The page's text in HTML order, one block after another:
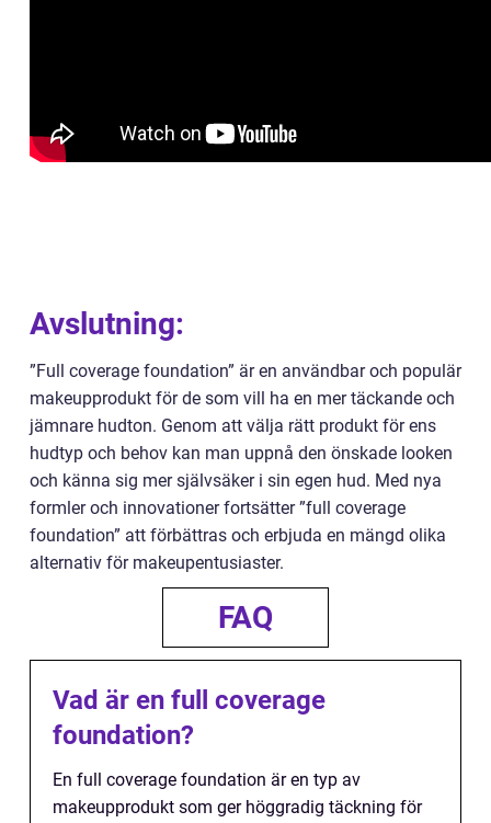
Avslutning:
”Full coverage foundation” är en användbar och populär
makeupprodukt för de som vill ha en mer täckande och
jämnare hudton. Genom att välja rätt produkt för ens
hudtyp och behov kan man uppnå den önskade looken
och känna sig mer självsäker i sin egen hud. Med nya
formler och innovationer fortsätter ”full coverage
foundation” att förbättras och erbjuda en mängd olika
alternativ för makeupentusiaster.
FAQ
Vad är en full coverage
foundation?
En full coverage foundation är en typ av
makeupprodukt som ger höggradig täckning för